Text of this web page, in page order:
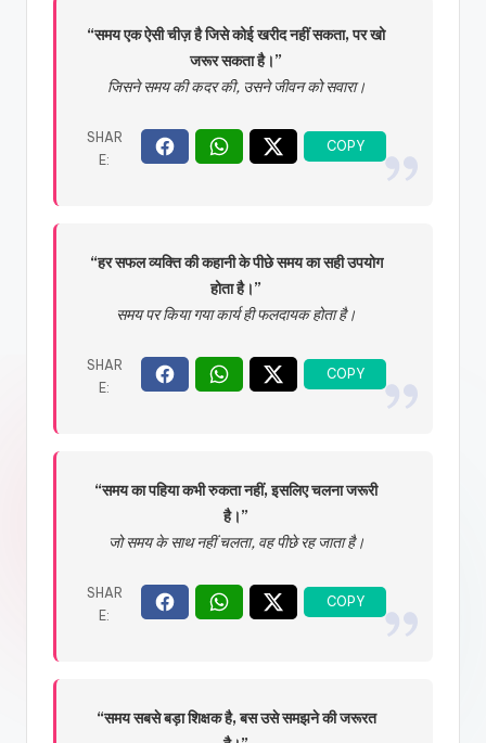
“समय एक ऐसी चीज़ है जिसे कोई खरीद नहीं सकता, पर खो
जरूर सकता है।”
जिसने समय की कदर की, उसने जीवन को सवारा।
“हर सफल व्यक्ति की कहानी के पीछे समय का सही उपयोग
होता है।”
समय पर किया गया कार्य ही फलदायक होता है।
“समय का पहिया कभी रुकता नहीं, इसलिए चलना जरूरी
है।”
जो समय के साथ नहीं चलता, वह पीछे रह जाता है।
“समय सबसे बड़ा शिक्षक है, बस उसे समझने की जरूरत